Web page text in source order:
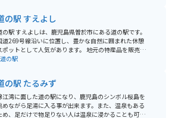
訪れる場合は、駐車場も広く、休憩場所としても最適
す。周辺には、霧島スカイラインやえびの高原など、
景を眺めながら走ることができるワインディングロー
も多いため、ツーリングにもおすすめです。 霧島は、
泉や雄大な自然、歴史を感じられるスポットなど魅力
の駅 すえよし
の駅 すえよしは、鹿児島県曽於市にある道の駅です。
道269号線沿いに位置し、豊かな自然に囲まれた休憩
ットとして人気があります。 地元の特産品を販売す
物産館では、新鮮な野菜や果物、加工品などが手に入
やコロッケなどの軽食もおすすめです。また、レスト
ンでは、地元産の食材を使った郷土料理を楽しむこと
す。 バイクでのツーリングにも最適な場所で、
な駐車場があります。道の駅周辺には、緑豊か
の駅
の駅 たるみず
江湾に面した道の駅になり、鹿児島のシンボル桜島を
めながら足湯に入る事が出来ます。また、温泉もある
め、足だけで物足りない人は温泉に浸かることも可能